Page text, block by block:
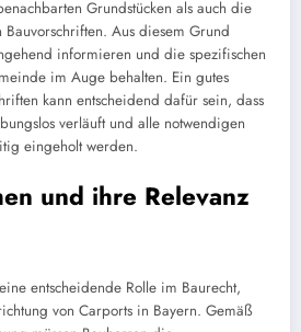
Grundstücken als auch die
Aus diesem Grund
informieren und die spezifischen
im Auge behalten. Ein gutes
kann entscheidend dafür sein, dass
verläuft und alle notwendigen
eingeholt werden.
und ihre Relevanz
entscheidende Rolle im Baurecht,
von Carports in Bayern. Gemäß